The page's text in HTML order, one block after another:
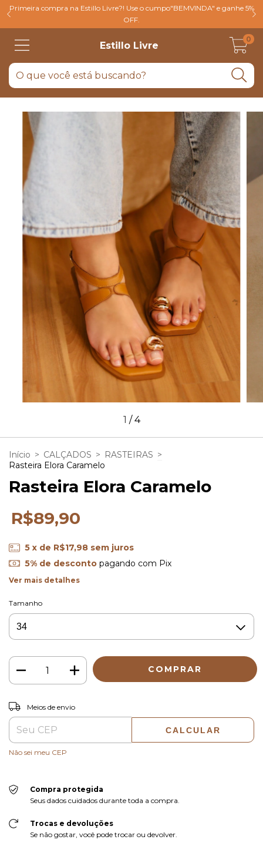
Primeira compra na Estillo Livre?! Use o cumpo"BEMVINDA" e ganhe 5%
OFF.
Estillo Livre
0
1 /4
Início > CALÇADOS > RASTEIRAS >
Rasteira Elora Caramelo
Rasteira Elora Caramelo
R$89,90
5 x de R$17,98 sem juros
5% de descontopagando com Pix
Ver mais detalhes
Tamanho
Entregas para o CEP:
Meios de envio
CALCULAR
Não sei meu CEP
Compra protegida
Seus dados cuidados durante toda a compra.
Trocas e devoluções
Se não gostar, você pode trocar ou devolver.